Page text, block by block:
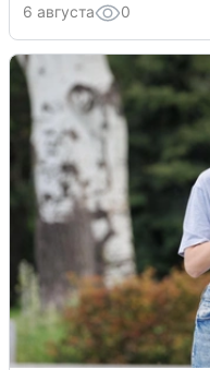
6 августа 0